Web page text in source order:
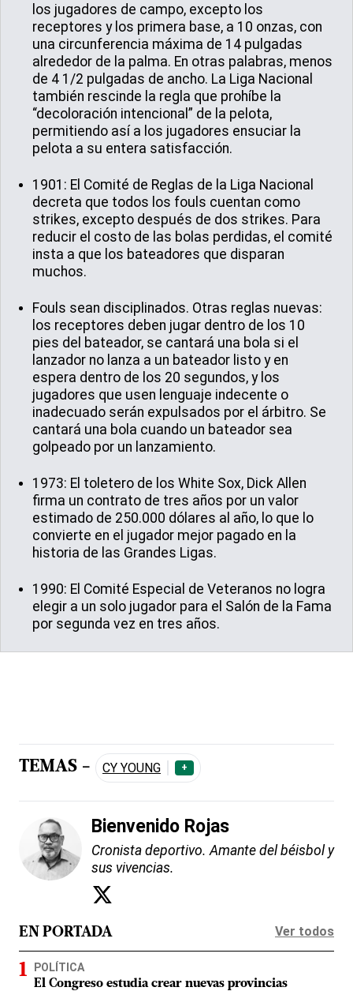
los jugadores de campo, excepto los
receptores y los primera base, a 10 onzas, con
una circunferencia máxima de 14 pulgadas
alrededor de la palma. En otras palabras, menos
de 4 1/2 pulgadas de ancho. La Liga Nacional
también rescinde la regla que prohíbe la
“decoloración intencional” de la pelota,
permitiendo así a los jugadores ensuciar la
pelota a su entera satisfacción.
1901: El Comité de Reglas de la Liga Nacional
decreta que todos los fouls cuentan como
strikes, excepto después de dos strikes. Para
reducir el costo de las bolas perdidas, el comité
insta a que los bateadores que disparan
muchos.
Fouls sean disciplinados. Otras reglas nuevas:
los receptores deben jugar dentro de los 10
pies del bateador, se cantará una bola si el
lanzador no lanza a un bateador listo y en
espera dentro de los 20 segundos, y los
jugadores que usen lenguaje indecente o
inadecuado serán expulsados por el árbitro. Se
cantará una bola cuando un bateador sea
golpeado por un lanzamiento.
1973: El toletero de los White Sox, Dick Allen
firma un contrato de tres años por un valor
estimado de 250.000 dólares al año, lo que lo
convierte en el jugador mejor pagado en la
historia de las Grandes Ligas.
1990: El Comité Especial de Veteranos no logra
elegir a un solo jugador para el Salón de la Fama
por segunda vez en tres años.
TEMAS - CY YOUNG +
Bienvenido Rojas
Cronista deportivo. Amante del béisbol y
sus vivencias.
EN PORTADA Ver todos
POLÍTICA
El Congreso estudia crear nuevas provincias